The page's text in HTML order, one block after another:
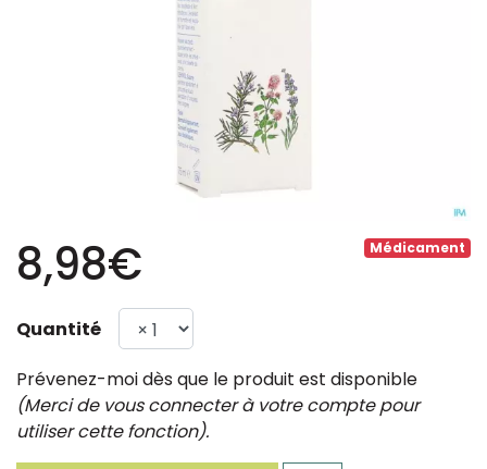
Médicament
8,98€
Quantité
Prévenez-moi dès que le produit est disponible
(Merci de vous connecter à votre compte pour
utiliser cette fonction).